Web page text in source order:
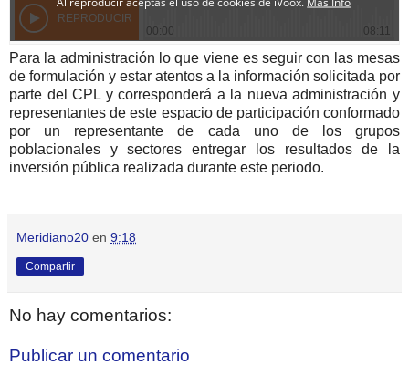
Para la administración lo que viene es seguir con las mesas
de formulación y estar atentos a la información solicitada por
parte del CPL y corresponderá a la nueva administración y
representantes de este espacio de participación conformado
por un representante de cada uno de los grupos
poblacionales y sectores entregar los resultados de la
inversión pública realizada durante este periodo.
Meridiano20 en 9:18
Compartir
No hay comentarios:
Publicar un comentario